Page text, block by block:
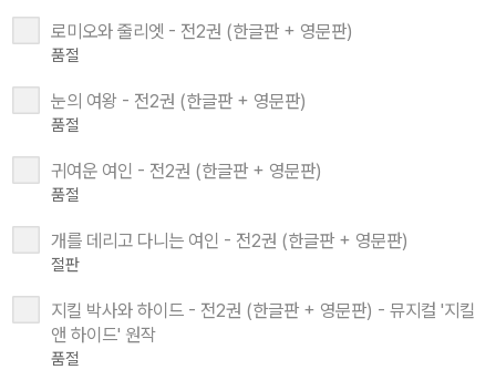
로미오와 줄리엣 - 전2권 (한글판 + 영문판)
품절
눈의 여왕 - 전2권 (한글판 + 영문판)
품절
귀여운 여인 - 전2권 (한글판 + 영문판)
품절
개를 데리고 다니는 여인 - 전2권 (한글판 + 영문판)
절판
지킬 박사와 하이드 - 전2권 (한글판 + 영문판) - 뮤지컬 '지킬
앤 하이드' 원작
품절